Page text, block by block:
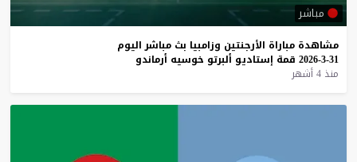
مباشر
مشاهدة مباراة الأرجنتين وزامبيا بث مباشر اليوم
31-3-2026
قمة إستاديو ألبرتو خوسيه أرماندو
منذ 4 أشهر